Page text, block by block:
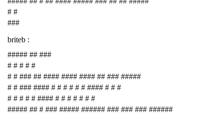
# #
###
briteb :
##### ## ###
# # # # #
# # ### ## #### #### #### ## ### #####
# # ### #### # # # # # # #### # # #
# # # # # #### # # # # # # #
##### ## # ### ##### ###### ### ### ### ######